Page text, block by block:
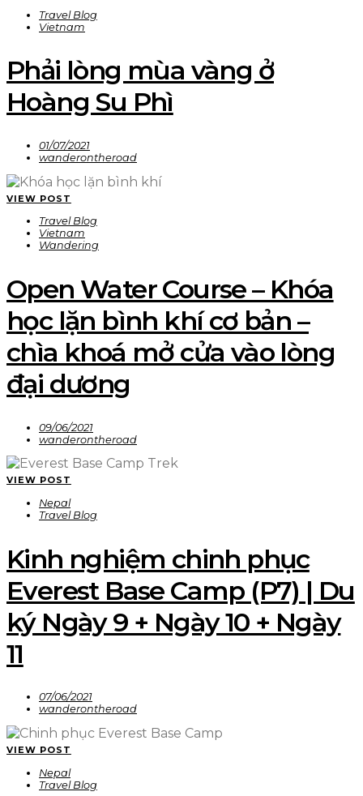
Travel Blog
Vietnam
Phải lòng mùa vàng ở
Hoàng Su Phì
01/07/2021
wanderontheroad
VIEW POST
Travel Blog
Vietnam
Wandering
Open Water Course – Khóa
học lặn bình khí cơ bản –
chìa khoá mở cửa vào lòng
đại dương
09/06/2021
wanderontheroad
VIEW POST
Nepal
Travel Blog
Kinh nghiệm chinh phục
Everest Base Camp (P7) | Du
ký Ngày 9 + Ngày 10 + Ngày
11
07/06/2021
wanderontheroad
VIEW POST
Nepal
Travel Blog